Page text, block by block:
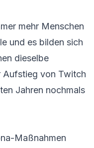
mehr Menschen
und es bilden sich
dieselbe
Aufstieg von Twitch
Jahren nochmals
Maßnahmen